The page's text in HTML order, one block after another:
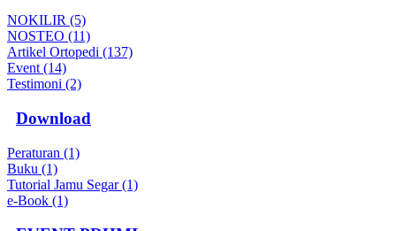
NOKILIR (5)
NOSTEO (11)
Artikel Ortopedi (137)
Event (14)
Testimoni (2)
Download
Peraturan (1)
Buku (1)
Tutorial Jamu Segar (1)
e-Book (1)